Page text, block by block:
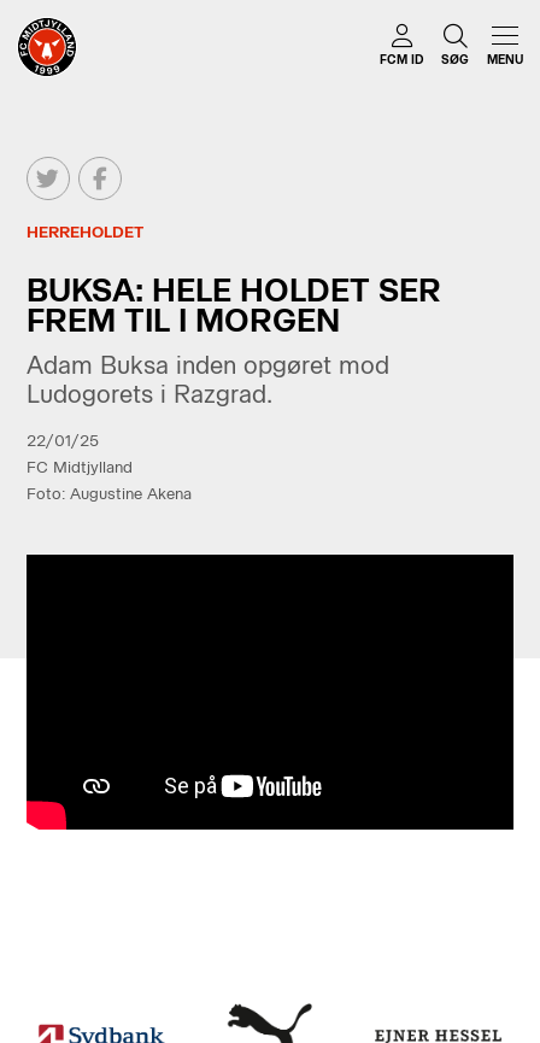
FCM ID SØG MENU
HERREHOLDET
BUKSA: HELE HOLDET SER
FREM TIL I MORGEN
Adam Buksa inden opgøret mod
Ludogorets i Razgrad.
22/01/25
FC Midtjylland
Foto: Augustine Akena